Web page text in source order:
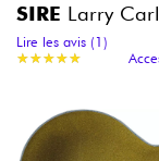
Amplis &
Synthés &
SIRE Larry
★★★★★
★★★★★
Lire les avis (1)